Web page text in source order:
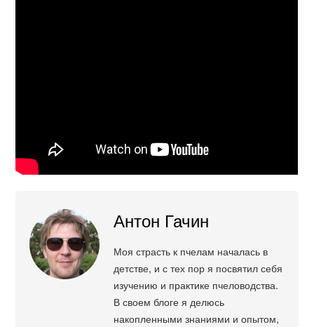
Антон Гачин
Моя страсть к пчелам началась в
детстве, и с тех пор я посвятил себя
изучению и практике пчеловодства.
В своем блоге я делюсь
накопленными знаниями и опытом,